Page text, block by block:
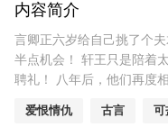
内容简介
言卿正六岁给自己挑了个
半点机会！ 轩王只是陪着
聘礼！ 八年后，他们再度
何选择！
爱恨情仇 古言 可